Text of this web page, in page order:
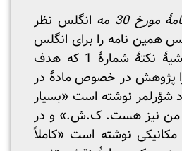
مورخ 30 مه
انگلس نظر
همین نامه را برای انگلس
پس فرستاد. در حاشیۀ نکتۀ شمارۀ 1 که هدف
پژوهش در خصوص مادۀ در
شؤرلمر نوشته است «بسیار
من نیز هست. ک.ش.» و در
نوشته است «کاملاً